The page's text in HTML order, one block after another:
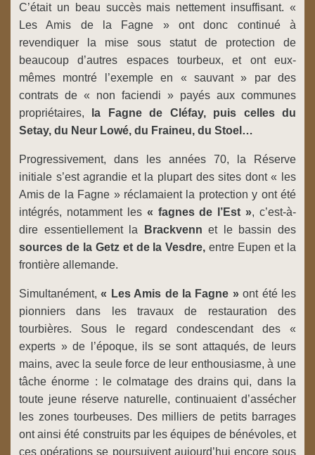
C’était un beau succès mais nettement insuffisant. «
Les Amis de la Fagne » ont donc continué à
revendiquer la mise sous statut de protection de
beaucoup d’autres espaces tourbeux, et ont eux-
mêmes montré l’exemple en « sauvant » par des
contrats de « non faciendi » payés aux communes
propriétaires,
la Fagne de Cléfay, puis celles du
Setay, du Neur Lowé, du Fraineu, du Stoel…
Progressivement, dans les années 70, la Réserve
initiale s’est agrandie et la plupart des sites dont « les
Amis de la Fagne » réclamaient la protection y ont été
intégrés, notamment les « fagnes de l’Est », c’est-à-
dire essentiellement la
Brackvenn et le bassin des
sources de la Getz et de la Vesdre, entre Eupen et la
frontière allemande.
Simultanément,« Les Amis de la Fagne »ont été les
pionniers dans les travaux de restauration des
tourbières. Sous le regard condescendant des «
experts » de l’époque, ils se sont attaqués, de leurs
mains, avec la seule force de leur enthousiasme, à une
tâche énorme : le colmatage des drains qui, dans la
toute jeune réserve naturelle, continuaient d’assécher
les zones tourbeuses. Des milliers de petits barrages
ont ainsi été construits par les équipes de bénévoles, et
ces opérations se poursuivent aujourd’hui encore sous